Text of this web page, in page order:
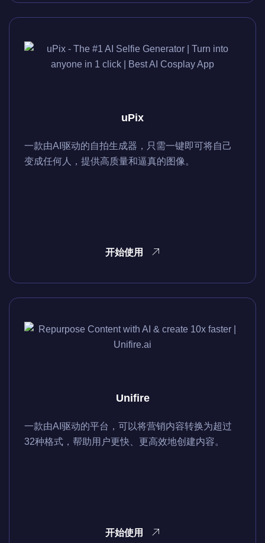
uPix
一款由AI驱动的自拍生成器，只需一键即可将自己
变成任何人，提供高质量和逼真的图像。
开始使用
Unifire
一款由AI驱动的平台，可以将营销内容转换为超过
32种格式，帮助用户更快、更高效地创建内容。
开始使用